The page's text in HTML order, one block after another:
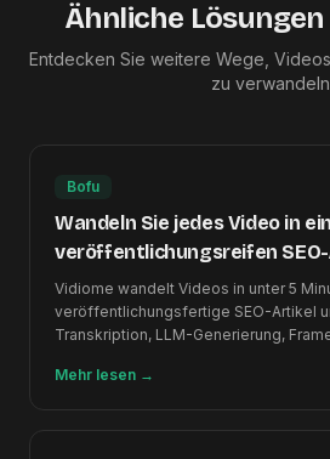
Ähnliche
Entdecken Sie weitere Wege,
zu
Bofu
Wandeln Sie jedes Video in
veröffentlichungsreifen
Vidiome wandelt Videos in unter 5
veröffentlichungsfertige SEO-Artikel
Transkription, LLM-Generierung,
Mehr lesen →